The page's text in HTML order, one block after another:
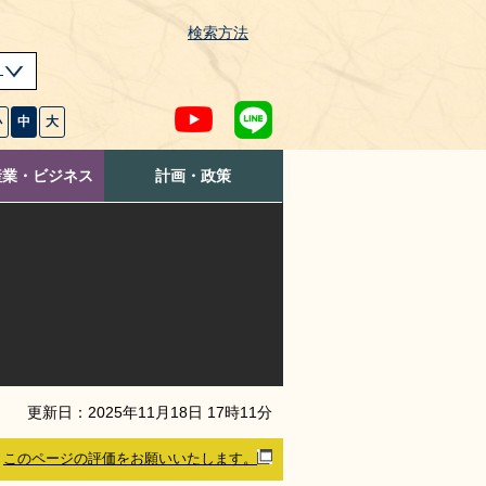
検索方法
中 大
・ビジネス 計画・政策
更新日： 2025年11 月 18日 17時11分
このページの評価をお願いいたします。